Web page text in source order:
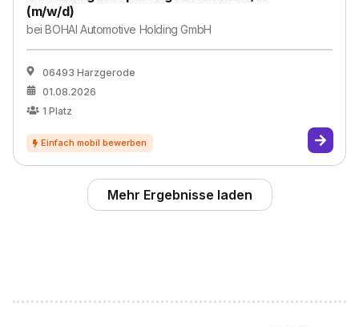
(m/w/d)
beiBOHAI Automotive Holding GmbH
06493 Harzgerode
01.08.2026
1 Platz
Mehr Ergebnisse laden